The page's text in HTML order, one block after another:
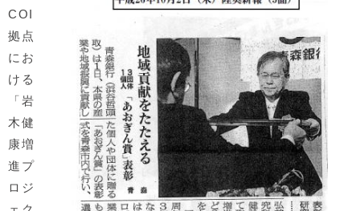
COI
拠点
にお
ける
「岩
木健
康増
進プ
ロジ